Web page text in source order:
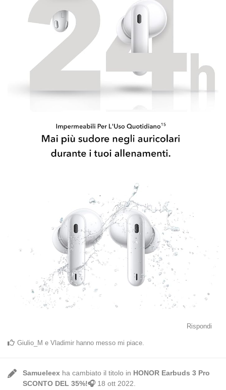
Rispondi
Giulio_M e Vladimir hanno messo mi piace
Samueleex ha cambiato il titolo in HONOR Earbuds 3 Pro
SCONTO DEL 35%!🎧 18 ott 2022